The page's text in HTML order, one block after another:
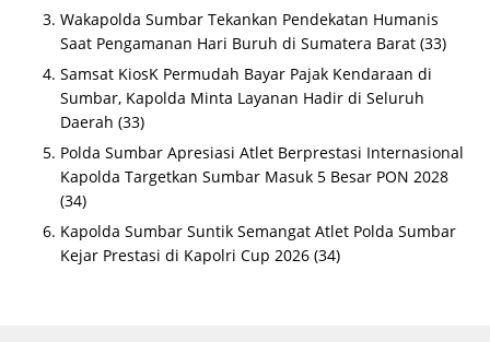
Wakapolda Sumbar Tekankan Pendekatan Humanis
Saat Pengamanan Hari Buruh di Sumatera Barat (33)
Samsat KiosK Permudah Bayar Pajak Kendaraan di
Sumbar, Kapolda Minta Layanan Hadir di Seluruh
Daerah (33)
Polda Sumbar Apresiasi Atlet Berprestasi Internasional
Kapolda Targetkan Sumbar Masuk 5 Besar PON 2028
(34)
Kapolda Sumbar Suntik Semangat Atlet Polda Sumbar
Kejar Prestasi di Kapolri Cup 2026 (34)